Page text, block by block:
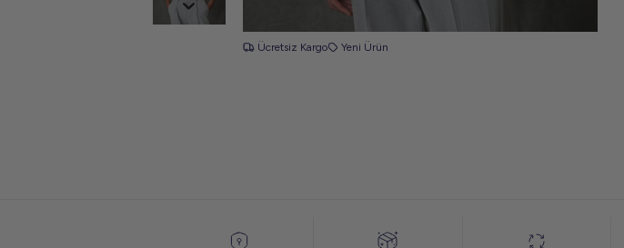
Ücretsiz Kargo Yeni Ürün